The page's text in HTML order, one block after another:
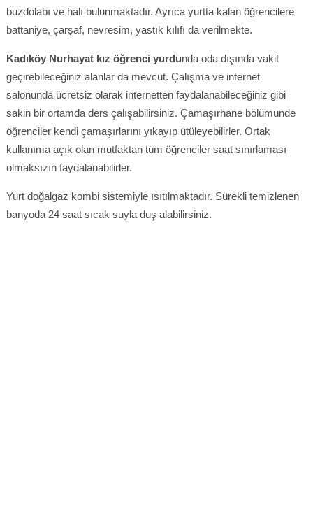
buzdolabı ve halı bulunmaktadır. Ayrıca yurtta kalan öğrencilere
battaniye, çarşaf, nevresim, yastık kılıfı da verilmekte.
Kadıköy Nurhayat kız öğrenci yurdunda oda dışında vakit
geçirebileceğiniz alanlar da mevcut. Çalışma ve internet
salonunda ücretsiz olarak internetten faydalanabileceğiniz gibi
sakin bir ortamda ders çalışabilirsiniz. Çamaşırhane bölümünde
öğrenciler kendi çamaşırlarını yıkayıp ütüleyebilirler. Ortak
kullanıma açık olan mutfaktan tüm öğrenciler saat sınırlaması
olmaksızın faydalanabilirler.
Yurt doğalgaz kombi sistemiyle ısıtılmaktadır. Sürekli temizlenen
banyoda 24 saat sıcak suyla duş alabilirsiniz.